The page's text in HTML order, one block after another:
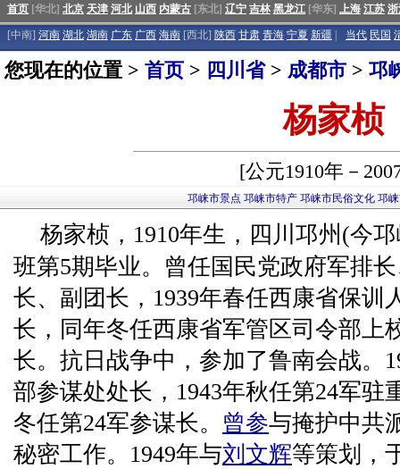
首页 [华北] 北京 天津 河北 山西 内蒙古 [东北] 辽宁 吉林 黑龙江 [华东] 上海 江苏
[中南] 河南 湖北 湖南 广东 广西 海南 [西北] 陕西 甘肃 青海 宁夏 新疆 当代 民国
您现在的位置 > 首页 > 四川省> 成都市 > 邛
杨家桢
[公元1910年－
邛崃市景点 邛崃市特产 邛崃市民俗文化 邛
杨家桢，1910年生，四川邛州(今
班第5期毕业。曾任国民党政府军排
长、副团长，1939年春任西康省保训
长，同年冬任西康省军管区司令部上
长。抗日战争中，参加了鲁南会战。
部参谋处处长，1943年秋任第24军驻
冬任第24军参谋长。 曾参与掩护中共
秘密工作。1949年与刘文辉等策划，